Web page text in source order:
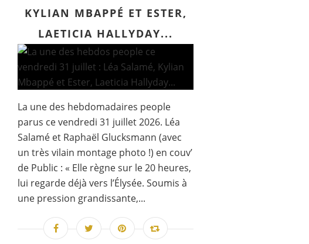
KYLIAN MBAPPÉ ET ESTER,
LAETICIA HALLYDAY...
La une des hebdomadaires people
parus ce vendredi 31 juillet 2026. Léa
Salamé et Raphaël Glucksmann (avec
un très vilain montage photo !) en couv’
de Public : « Elle règne sur le 20 heures,
lui regarde déjà vers l’Élysée. Soumis à
une pression grandissante,...